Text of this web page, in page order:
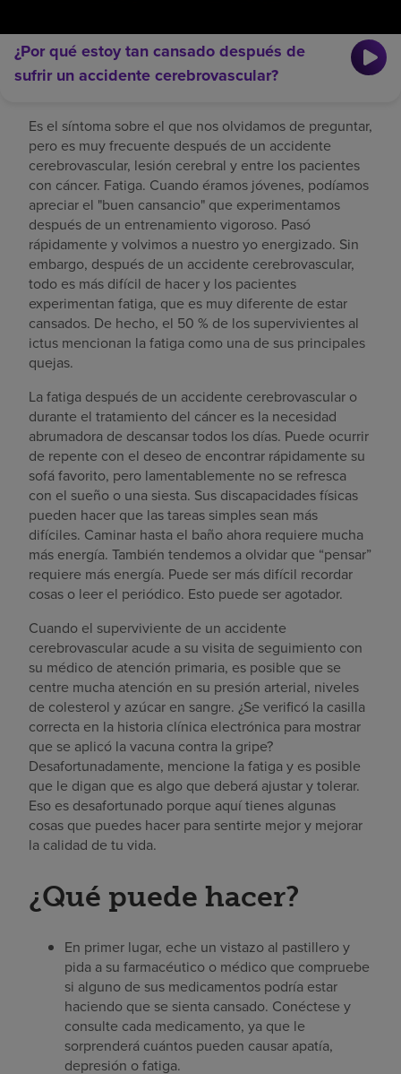
¿Por qué estoy tan cansado después de
sufrir un accidente cerebrovascular?
Es el síntoma sobre el que nos olvidamos de preguntar,
pero es muy frecuente después de un accidente
cerebrovascular, lesión cerebral y entre los pacientes
con cáncer. Fatiga. Cuando éramos jóvenes, podíamos
apreciar el "buen cansancio" que experimentamos
después de un entrenamiento vigoroso. Pasó
rápidamente y volvimos a nuestro yo energizado. Sin
embargo, después de un accidente cerebrovascular,
todo es más difícil de hacer y los pacientes
experimentan fatiga, que es muy diferente de estar
cansados. De hecho, el 50 % de los supervivientes al
ictus mencionan la fatiga como una de sus principales
quejas.
La fatiga después de un accidente cerebrovascular o
durante el tratamiento del cáncer es la necesidad
abrumadora de descansar todos los días. Puede ocurrir
de repente con el deseo de encontrar rápidamente su
sofá favorito, pero lamentablemente no se refresca
con el sueño o una siesta. Sus discapacidades físicas
pueden hacer que las tareas simples sean más
difíciles. Caminar hasta el baño ahora requiere mucha
más energía. También tendemos a olvidar que “pensar”
requiere más energía. Puede ser más difícil recordar
cosas o leer el periódico. Esto puede ser agotador.
Cuando el superviviente de un accidente
cerebrovascular acude a su visita de seguimiento con
su médico de atención primaria, es posible que se
centre mucha atención en su presión arterial, niveles
de colesterol y azúcar en sangre. ¿Se verificó la casilla
correcta en la historia clínica electrónica para mostrar
que se aplicó la vacuna contra la gripe?
Desafortunadamente, mencione la fatiga y es posible
que le digan que es algo que deberá ajustar y tolerar.
Eso es desafortunado porque aquí tienes algunas
cosas que puedes hacer para sentirte mejor y mejorar
la calidad de tu vida.
¿Qué puede hacer?
En primer lugar, eche un vistazo al pastillero y
pida a su farmacéutico o médico que compruebe
si alguno de sus medicamentos podría estar
haciendo que se sienta cansado. Conéctese y
consulte cada medicamento, ya que le
sorprenderá cuántos pueden causar apatía,
depresión o fatiga.